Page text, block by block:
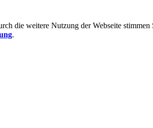
die weitere Nutzung der Webseite
.